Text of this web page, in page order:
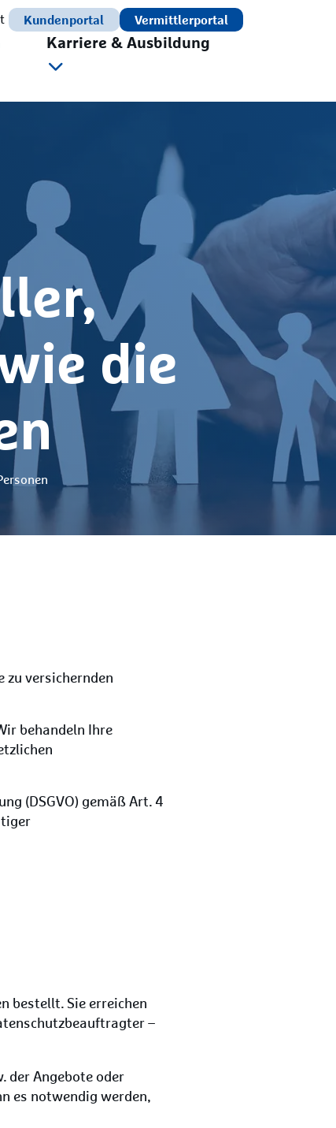
Kundenportal Vermittlerportal
Karriere & Ausbildung
die
zu versichernden
behandeln Ihre
(DSGVO) gemäß Art. 4
bestellt. Sie erreichen
–
der Angebote oder
es notwendig werden,